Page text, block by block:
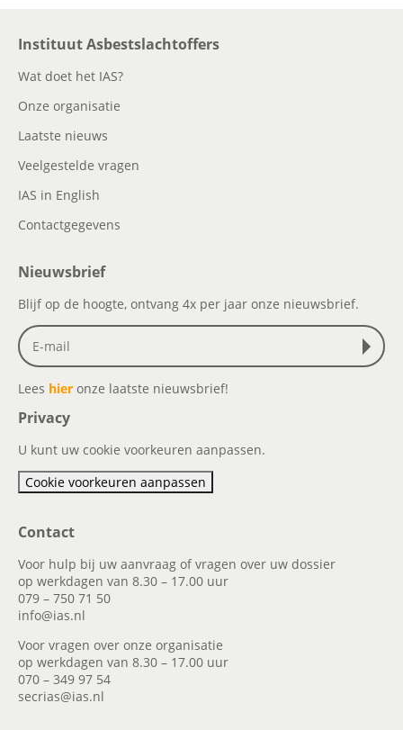
Zoeken
Instituut Asbestslachtoffers
Wat doet het IAS?
Onze organisatie
Laatste nieuws
Veelgestelde vragen
IAS in English
Contactgegevens
Nieuwsbrief
Blijf op de hoogte, ontvang 4x per jaar onze nieuwsbrief.
Lees hier onze laatste nieuwsbrief!
Privacy
U kunt uw cookie voorkeuren aanpassen.
Cookie voorkeuren aanpassen
Contact
Voor hulp bij uw aanvraag of vragen over uw dossier
op werkdagen van 8.30 – 17.00 uur
079 – 750 71 50
info@ias.nl
Voor vragen over onze organisatie
op werkdagen van 8.30 – 17.00 uur
070 – 349 97 54
secrias@ias.nl